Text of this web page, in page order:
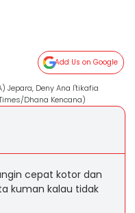
Add Us on Google
Jepara, Deny Ana I'tikafia
Dhana Kencana)
cepat kotor dan
kuman kalau tidak